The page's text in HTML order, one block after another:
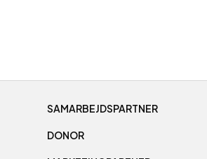
SAMARBEJDSPARTNER
DONOR